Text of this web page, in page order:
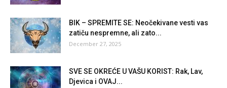
BIK – SPREMITE SE: Neočekivane vesti vas
zatiču nespremne, ali zato...
December 27, 2025
SVE SE OKREĆE U VAŠU KORIST: Rak, Lav,
Djevica i OVAJ...